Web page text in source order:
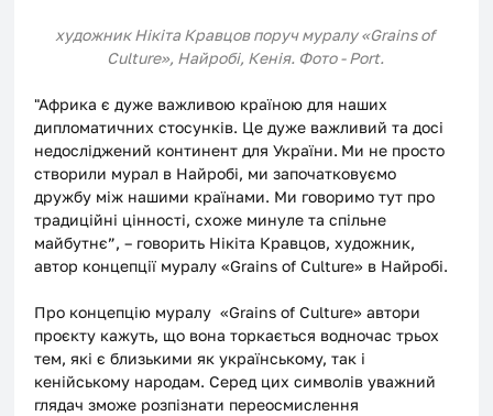
художник Нікіта Кравцов поруч муралу «Grains of
Culture», Найробі, Кенія. Фото - Port.
"Африка є дуже важливою країною для наших
дипломатичних стосунків. Це дуже важливий та досі
недосліджений континент для України. Ми не просто
створили мурал в Найробі, ми започатковуємо
дружбу між нашими країнами. Ми говоримо тут про
традиційні цінності, схоже минуле та спільне
майбутнє”, – говорить Нікіта Кравцов, художник,
автор концепції муралу «Grains of Culture» в Найробі.
Про концепцію муралу  «Grains of Culture» автори
проєкту кажуть, що вона торкається водночас трьох
тем, які є близькими як українському, так і
кенійському народам. Серед цих символів уважний
глядач зможе розпізнати переосмислення